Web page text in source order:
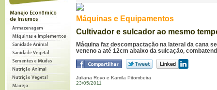
Máquinas e Equipamentos
Cultivador e sulcador ao mesmo
Máquina faz descompactação na lateral da cana
veneno a até 12cm abaixo da sulcação,
Juliana Royo e Kamila Pitombeira
23/05/2011